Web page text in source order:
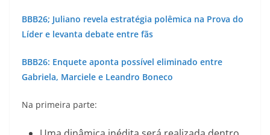
BBB26; Juliano revela estratégia polêmica na Prova do
Líder e levanta debate entre fãs
BBB26: Enquete aponta possível eliminado entre
Gabriela, Marciele e Leandro Boneco
Na primeira parte: